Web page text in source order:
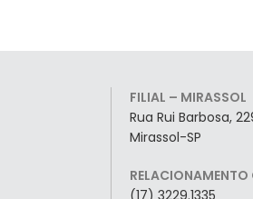
FILIAL – MIRASSOL
Rua Rui Barbosa,
Mirassol-SP
(17) 3229.1335